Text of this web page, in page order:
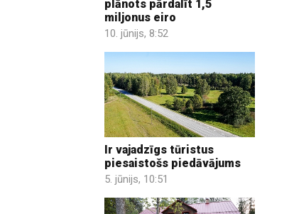
plānots pārdalīt 1,5
miljonus eiro
10. jūnijs, 8:52
Ir vajadzīgs tūristus
piesaistošs piedāvājums
5. jūnijs, 10:51